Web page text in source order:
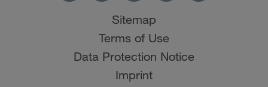
Sitemap
Terms of Use
Data Protection Notice
Imprint